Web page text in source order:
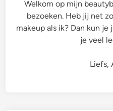
Welkom op mijn
bezoeken. Heb jij net
makeup als ik? Dan kun je
je veel
Liefs,